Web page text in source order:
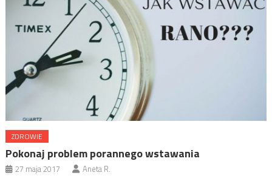
ZDROWIE
Pokonaj problem porannego wstawania
27 maja 2017 Aneta R.